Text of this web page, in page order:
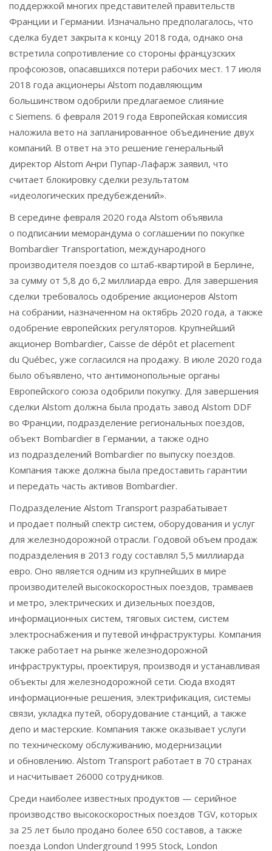
поддержкой многих представителей правительств
Франции и Германии. Изначально предполагалось, что
сделка будет закрыта к концу 2018 года, однако она
встретила сопротивление со стороны французских
профсоюзов, опасавшихся потери рабочих мест. 17 июля
2018 года акционеры Alstom подавляющим
большинством одобрили предлагаемое слияние
с Siemens. 6 февраля 2019 года Европейская комиссия
наложила вето на запланированное объединение двух
компаний. В ответ на это решение генеральный
директор Alstom Анри Пупар-Лафарж заявил, что
считает блокировку сделки результатом
«идеологических предубеждений».
В середине февраля 2020 года Alstom объявила
о подписании меморандума о соглашении по покупке
Bombardier Transportation, международного
производителя поездов со штаб-квартирой в Берлине,
за сумму от 5,8 до 6,2 миллиарда евро. Для завершения
сделки требовалось одобрение акционеров Alstom
на собрании, назначенном на октябрь 2020 года, а также
одобрение европейских регуляторов. Крупнейший
акционер Bombardier, Caisse de dépôt et placement
du Québec, уже согласился на продажу. В июле 2020 года
было объявлено, что антимонопольные органы
Европейского союза одобрили покупку. Для завершения
сделки Alstom должна была продать завод Alstom DDF
во Франции, подразделение региональных поездов,
объект Bombardier в Германии, а также одно
из подразделений Bombardier по выпуску поездов.
Компания также должна была предоставить гарантии
и передать часть активов Bombardier.
Подразделение Alstom Transport разрабатывает
и продает полный спектр систем, оборудования и услуг
для железнодорожной отрасли. Годовой объем продаж
подразделения в 2013 году составлял 5,5 миллиарда
евро. Оно является одним из крупнейших в мире
производителей высокоскоростных поездов, трамваев
и метро, электрических и дизельных поездов,
информационных систем, тяговых систем, систем
электроснабжения и путевой инфраструктуры. Компания
также работает на рынке железнодорожной
инфраструктуры, проектируя, производя и устанавливая
объекты для железнодорожной сети. Сюда входят
информационные решения, электрификация, системы
связи, укладка путей, оборудование станций, а также
депо и мастерские. Компания также оказывает услуги
по техническому обслуживанию, модернизации
и обновлению. Alstom Transport работает в 70 странах
и насчитывает 26000 сотрудников.
Среди наиболее известных продуктов — серийное
производство высокоскоростных поездов TGV, которых
за 25 лет было продано более 650 составов, а также
поезда London Underground 1995 Stock, London